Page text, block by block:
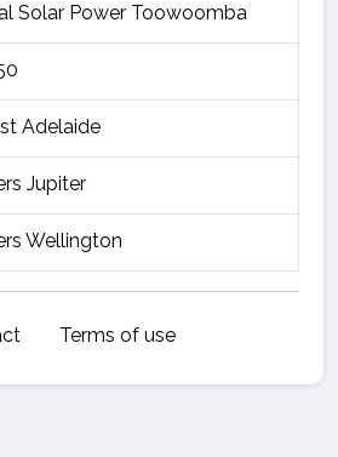
Solar Power Toowoomba
Adelaide
Jupiter
Wellington
Terms of use